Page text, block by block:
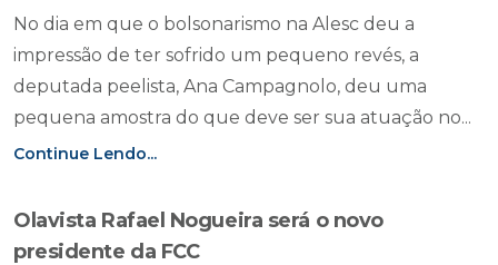
No dia em que o bolsonarismo na Alesc deu a
impressão de ter sofrido um pequeno revés, a
deputada peelista, Ana Campagnolo, deu uma
pequena amostra do que deve ser sua atuação no...
Continue Lendo...
Olavista Rafael Nogueira será o novo
presidente da FCC